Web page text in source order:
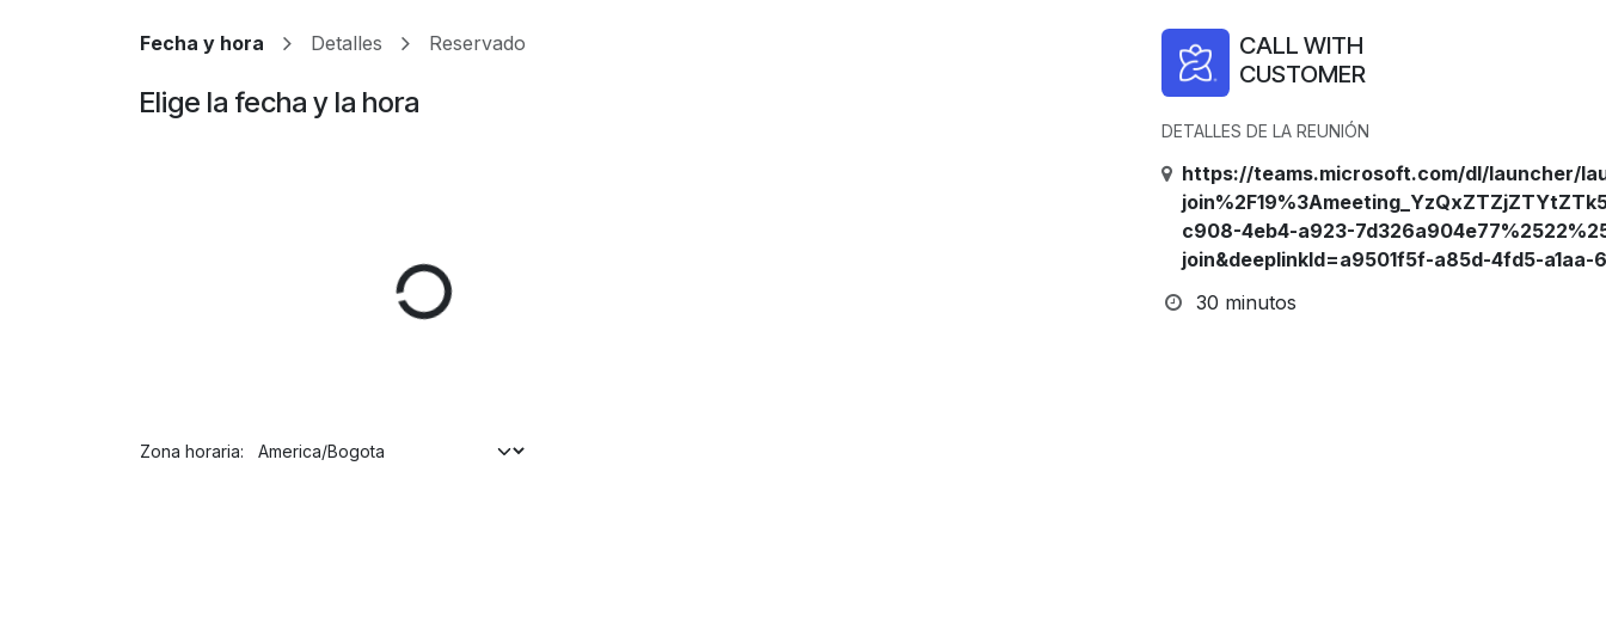
Fecha y hora
Detalles Reservado
Elige la fecha y la hora
Zona horaria:
CALL WITH
CUSTOMER
DETALLES DE LA REUNIÓN
https://teams.microsoft.com/dl/launcher/
c908-4eb4-a923-
join&deeplinkId=a9501f5f-a85d-4fd5-
30 minutos